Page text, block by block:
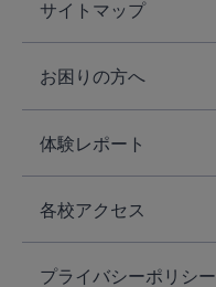
サイトマップ
お困りの方へ
体験レポート
各校アクセス
プライバシーポリシー